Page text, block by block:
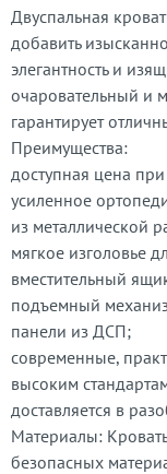
Двуспальная
добавить
элегантность и
очаровательный и
гарантирует
Преимущества:
доступная цена
усиленное
из металлической
мягкое изголовье
вместительный
подъемный
панели из ДСП;
современные,
высоким
доставляется в
Материалы:
безопасных